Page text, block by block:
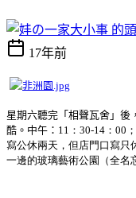
17年前
星期六聽完 「相聲瓦舍」
酷。中午： 11：30-14：00
寫公休兩天，但店門口寫只
一邊的玻璃藝術公園（全名